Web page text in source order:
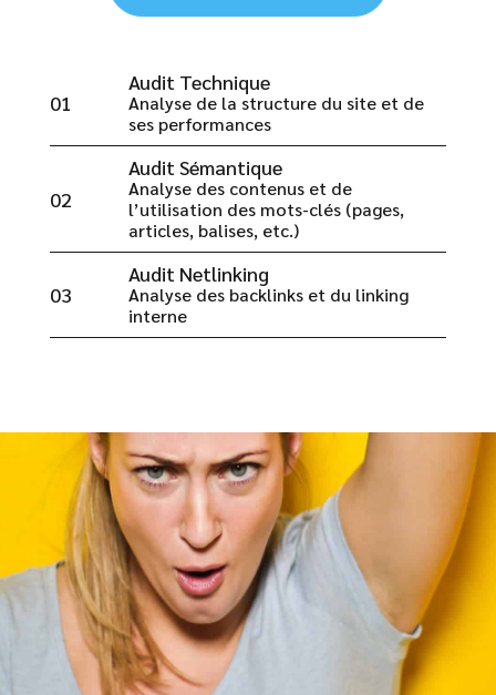
01
Audit Technique
Analyse de la structure du site et de
ses performances
02
Audit Sémantique
Analyse des contenus et de
l’utilisation des mots-clés (pages,
articles, balises, etc.)
03
Audit Netlinking
Analyse des backlinks et du linking
interne